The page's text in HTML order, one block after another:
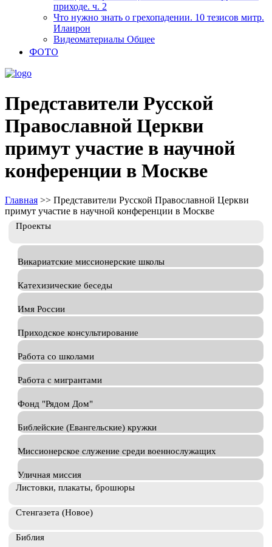
приходе. ч. 2
Что нужно знать о грехопадении. 10 тезисов митр.
Илаирон
Видеоматериалы Общее
ФОТО
Представители Русской
Православной Церкви
примут участие в научной
конференции в Москве
Главная >> Представители Русской Православной Церкви
примут участие в научной конференции в Москве
Проекты
Викариатские миссионерские школы
Катехизические беседы
Имя России
Приходское консультирование
Работа со школами
Работа с мигрантами
Фонд "Рядом Дом"
Библейские (Евангельские) кружки
Миссионерское служение среди военнослужащих
Уличная миссия
Листовки, плакаты, брошюры
Стенгазета (Новое)
Библия